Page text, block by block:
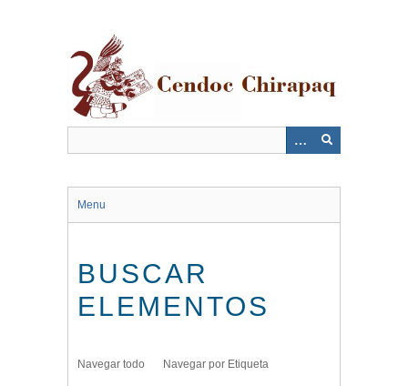
Menu
BUSCAR
ELEMENTOS
Navegar todo Navegar por Etiqueta